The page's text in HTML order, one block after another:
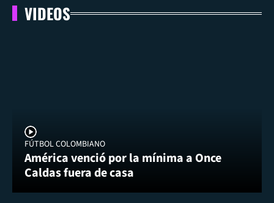
VIDEOS
FÚTBOL COLOMBIANO
América venció por la mínima a Once
Caldas fuera de casa